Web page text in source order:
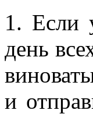
1. Если
день
и